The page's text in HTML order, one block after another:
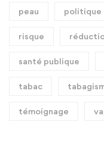
peau politique
risque
santé publique
tabac
témoignage